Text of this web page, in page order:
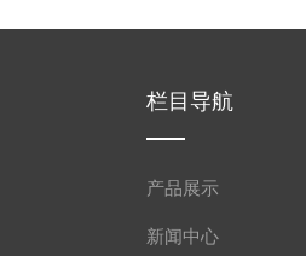
栏目导航
产品展示
新闻中心